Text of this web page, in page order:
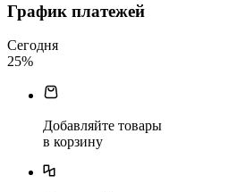
График платежей
Сегодня
25%
Добавляйте товары
в корзину